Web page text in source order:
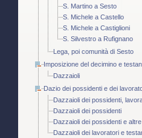
S. Martino a Sesto
S. Michele a Castello
S. Michele a Castiglioni
S. Silvestro a Rufignano
Lega, poi comunità di Sesto
Imposizione del decimino e
Dazzaioli
Dazio dei possidenti e dei
Dazzaioli dei possidenti,
Dazzaioli dei possidenti
Dazzaioli dei possidenti e
Dazzaioli dei lavoratori e